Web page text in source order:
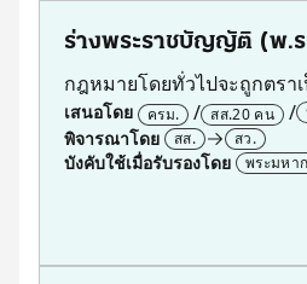
ร่างพระราชบัญญัติ (พ.
กฎหมายโดยทั่วไปจะถูกตรา
เสนอโดย ครม. สส.20 คน
พิจารณาโดย สส. สว.
บังคับใช้เมื่อรับรองโดย พระมหา
ร่างกฎหมายเข้าสภา